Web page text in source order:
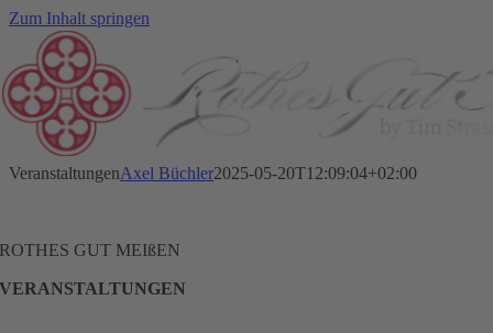
Zum Inhalt springen
VeranstaltungenAxel Büchler2025-05-20T12:09:04+02:00
ROTHES GUT MEIßEN
VERANSTALTUNGEN